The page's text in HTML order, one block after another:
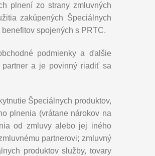
plnení zo strany zmluvných
zakúpených Špeciálnych
spojených s PRTC.
podmienky a ďalšie
partner a je povinný riadiť sa
Špeciálnych produktov,
plnenia (vrátane nárokov na
od zmluvy alebo jej iného
partnerovi; zmluvný
produktov služby, tovary